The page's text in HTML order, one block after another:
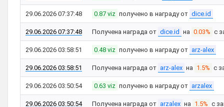
29.06.2026 07:37:48 0.87 viz получено в награду от dice.id
29.06.2026 07:37:48 Получена награда от dice.id на 0.03% с
29.06.2026 03:58:51 0.48 viz получено в награду от arz-alex
29.06.2026 03:58:51 Получена награда от arz-alex на 1.5% с
29.06.2026 03:50:54 0.63 viz получено в награду от arzalex
29.06.2026 03:50:54 Получена награда от arzalex на 1.5% с